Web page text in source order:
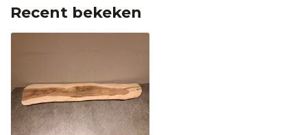
Recent bekeken